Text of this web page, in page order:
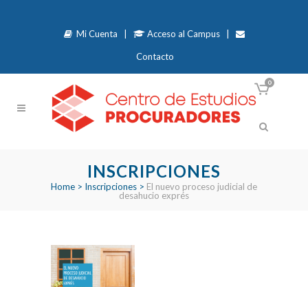
Mi Cuenta Acceso al Campus|
Contacto
0
INSCRIPCIONES
Home > Inscripciones > El nuevo proceso judicial de
desahucio exprés